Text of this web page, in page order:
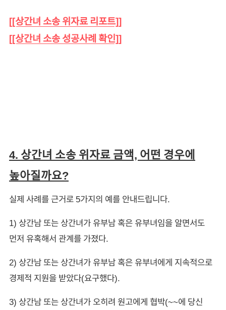
[[상간녀 소송 위자료 리포트]]
[[상간녀 소송 성공사례 확인]]
4. 상간녀 소송 위자료 금액, 어떤 경우에
높아질까요?
실제 사례를 근거로 5가지의 예를 안내드립니다.
1) 상간남 또는 상간녀가 유부남 혹은 유부녀임을 알면서도
먼저 유혹해서 관계를 가졌다.
2) 상간남 또는 상간녀가 유부남 혹은 유부녀에게 지속적으로
경제적 지원을 받았다(요구했다).
3) 상간남 또는 상간녀가 오히려 원고에게 협박(~~에 당신